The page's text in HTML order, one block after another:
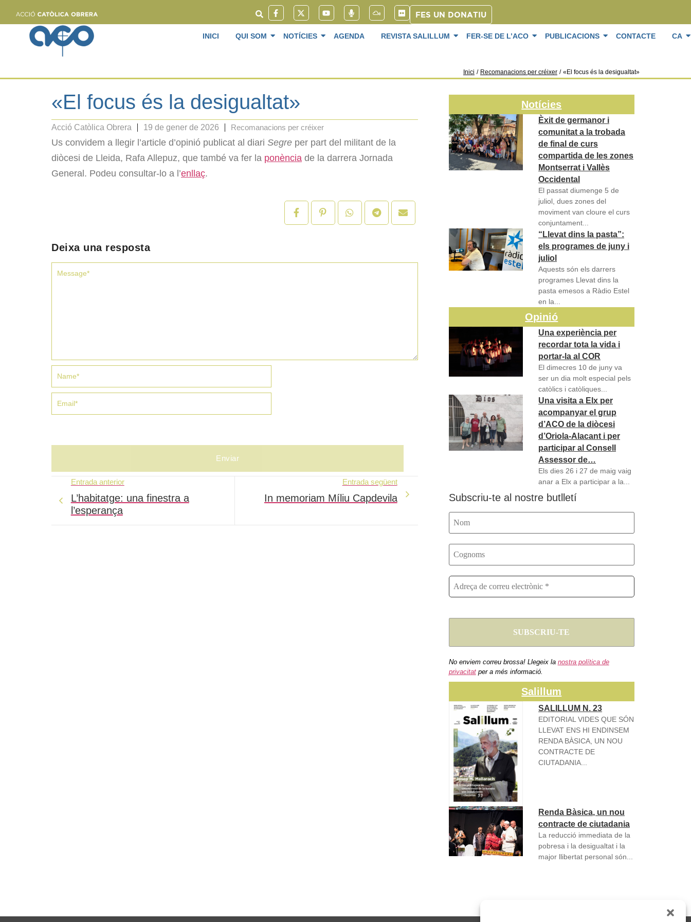
FES UN DONATIU
INICI QUI SOM NOTÍCIES AGENDA REVISTA SALILLUM FER-SE DE L’ACO PUBLICACIONS CONTACTE CA
Inici / Recomanacions per créixer / «El focus és la desigualtat»
«El focus és la desigualtat»
Acció Catòlica Obrera 19 de gener de 2026 Recomanacions per créixer
Us convidem a llegir l’article d’opinió publicat al diari Segre per part del militant de la
diòcesi de Lleida, Rafa Allepuz, que també va fer la ponència de la darrera Jornada
General. Podeu consultar-lo a l’enllaç.
Deixa una resposta
Entrada anterior
L’habitatge: una finestra a
l’esperança
Entrada següent
In memoriam Míliu Capdevila
Notícies
Èxit de germanor i
comunitat a la trobada
de final de curs
compartida de les zones
Montserrat i Vallès
Occidental
El passat diumenge 5 de
juliol, dues zones del
moviment van cloure el curs
conjuntament...
“Llevat dins la pasta”:
els programes de juny i
juliol
Aquests són els darrers
programes Llevat dins la
pasta emesos a Ràdio Estel
en la...
Opinió
Una experiència per
recordar tota la vida i
portar-la al COR
El dimecres 10 de juny va
ser un dia molt especial pels
catòlics i catòliques...
Una visita a Elx per
acompanyar el grup
d’ACO de la diòcesi
d’Oriola-Alacant i per
participar al Consell
Assessor de…
Els dies 26 i 27 de maig vaig
anar a Elx a participar a la...
Subscriu-te al nostre butlletí
No enviem correu brossa! Llegeix la nostra política de
privacitatper a més informació.
Salillum
SALILLUM N. 23
EDITORIAL VIDES QUE SÓN
LLEVAT ENS HI ENDINSEM
RENDA BÀSICA, UN NOU
CONTRACTE DE
CIUTADANIA...
Renda Bàsica, un nou
contracte de ciutadania
La reducció immediata de la
pobresa i la desigualtat i la
major llibertat personal són...